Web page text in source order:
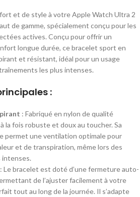
et de style à votre Apple Watch Ultra 2
de gamme, spécialement conçu pour les
actives. Conçu pour offrir un
longue durée, ce bracelet sport en
et résistant, idéal pour un usage
les plus intenses.
:
: Fabriqué en nylon de qualité
la fois robuste et doux au toucher. Sa
permet une ventilation optimale pour
et de transpiration, même lors des
intenses.
: Le bracelet est doté d’une fermeture auto-
de l’ajuster facilement à votre
tout au long de la journée. Il s’adapte